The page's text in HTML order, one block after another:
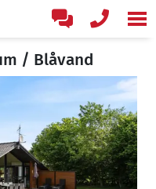
/ Blåvand